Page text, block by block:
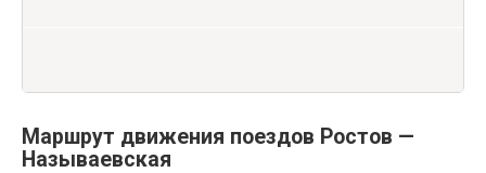
Маршрут движения поездов Ростов —
Называевская